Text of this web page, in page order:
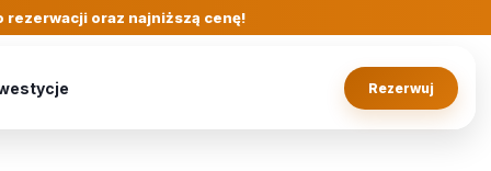
rezerwacji oraz najniższą cenę!
Rezerwuj